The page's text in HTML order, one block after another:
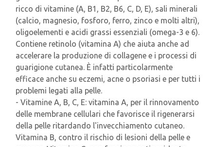
ricco di vitamine (A, B1, B2, B6, C, D, E), sali minerali
(calcio, magnesio, fosforo, ferro, zinco e molti altri),
oligoelementi e acidi grassi essenziali (omega-3 e 6).
Contiene retinolo (vitamina A) che aiuta anche ad
accelerare la produzione di collagene e i processi di
guarigione cutanea. È infatti particolarmente
efficace anche su eczemi, acne o psoriasi e per tutti i
problemi legati alla pelle.
- Vitamine A, B, C, E: vitamina A, per il rinnovamento
delle membrane cellulari che favorisce il rigenerarsi
della pelle ritardando l'invecchiamento cutaneo.
Vitamina B, contro il rischio di lesioni della pelle e